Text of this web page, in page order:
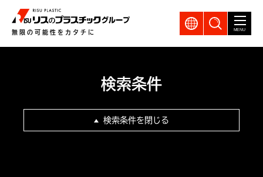
無限の可能性をカタチに
GLOBAL製品検索
MENU
検索条件
検索条件を閉じる